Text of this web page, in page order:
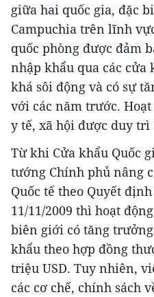
giữa hai quốc gia, đặc
Campuchia trên lĩnh
quốc phòng được đảm
nhập khẩu qua các
khá sôi động và có sự
với các năm trước.
y tế, xã hội được duy
Từ khi Cửa khẩu Quốc
tướng Chính phủ nâng
Quốc tế theo Quyết
11/11/2009 thì hoạt
biên giới có tăng
khẩu theo hợp đồng
triệu USD. Tuy nhiên,
các cơ chế, chính sách